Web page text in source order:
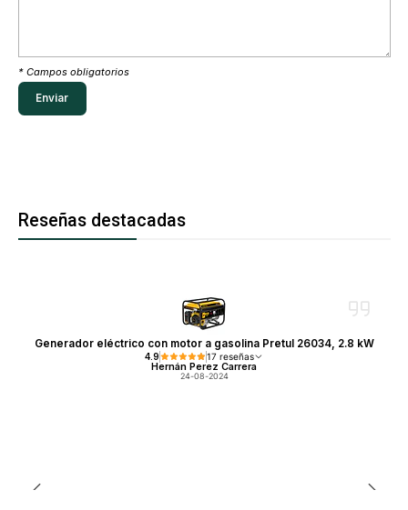
* Campos obligatorios
Reseñas destacadas
Generador eléctrico con motor a gasolina Pretul 26034, 2.8 kW
4.9 17 reseñas
Hernán Perez Carrera
24-08-2024